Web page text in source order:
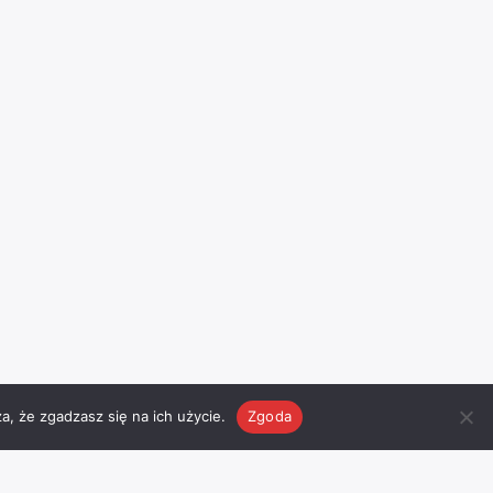
że zgadzasz się na ich użycie. Zgoda